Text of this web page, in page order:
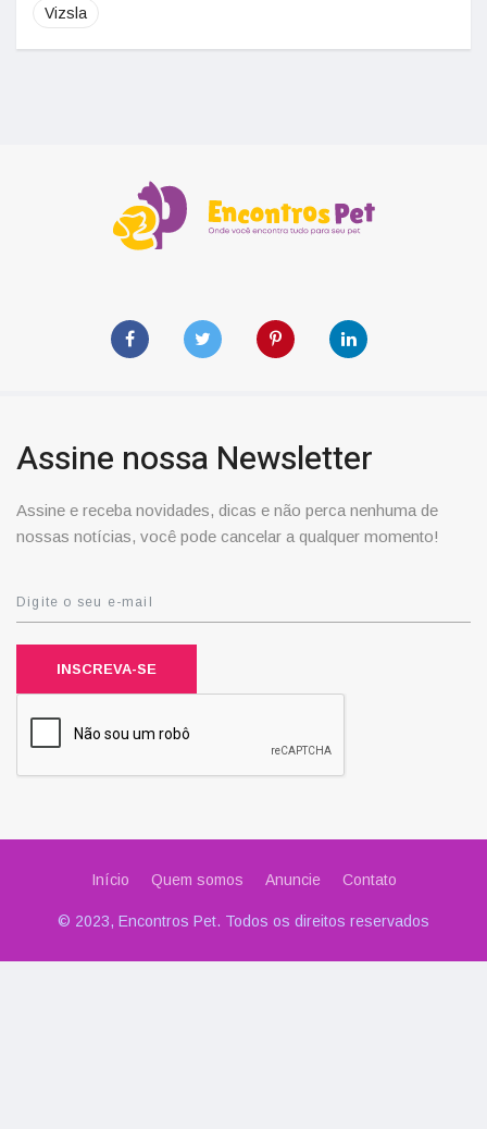
Vizsla
Assine nossa Newsletter
Assine e receba novidades, dicas e não perca nenhuma de
nossas notícias, você pode cancelar a qualquer momento!
INSCREVA-SE
Início Quem somos Anuncie Contato
© 2023, Encontros Pet. Todos os direitos reservados